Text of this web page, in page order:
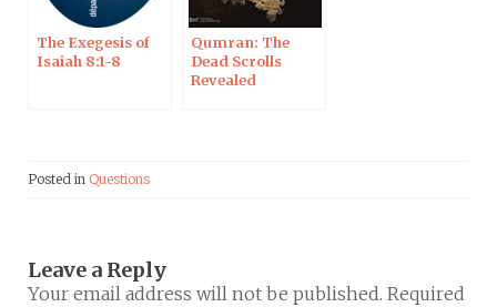
The Exegesis of
Isaiah 8:1-8
Qumran: The
Dead Scrolls
Revealed
Posted in Questions
Leave a Reply
Your email address will not be published. Required